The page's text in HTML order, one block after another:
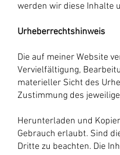
werden wir diese Inhalte
Urheberrechtshinweis
Die auf meiner Website
Vervielfältigung,
materieller Sicht des
Zustimmung des
Herunterladen und
Gebrauch erlaubt. Sind
Dritte zu beachten. Die